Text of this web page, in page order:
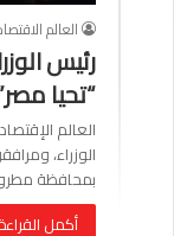
العالم
رئيس
“تحيا
العالم
الوزراء،
بمحافظة
أكمل